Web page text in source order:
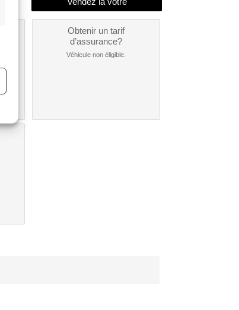
Obtenir un tarif
d’assurance?
Véhicule non éligible.